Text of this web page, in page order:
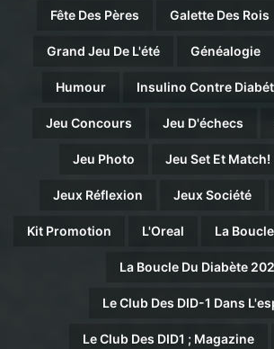
Fête Des Pères Galette Des Rois
Grand Jeu De L'été Généalogie
Humour Insulino Contre
Jeu Concours Jeu D'échecs
Jeu Photo Jeu Set Et Match!
Jeux Réflexion Jeux Société
Kit Promotion L'Oreal La
La Boucle Du Diabète
Le Club Des DID-1 Dans
Le Club Des DID1 ; Magazine